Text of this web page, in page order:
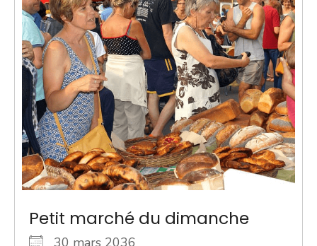
Petit marché du dimanche
30 mars 2036